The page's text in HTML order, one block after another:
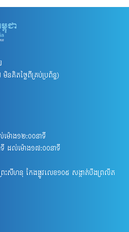
នគិតថ្លៃពីគ្រប់ប្រព័ន្ធ)
ម៉ោង១២:០០នាទី
ដល់ម៉ោង១៧:០០នាទី
រះសីហនុ កែងផ្លូវលេខ១០៥ សង្កាត់បឹងព្រលឹត